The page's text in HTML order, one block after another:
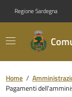
Regione Sardegna
Home /
Pagamenti